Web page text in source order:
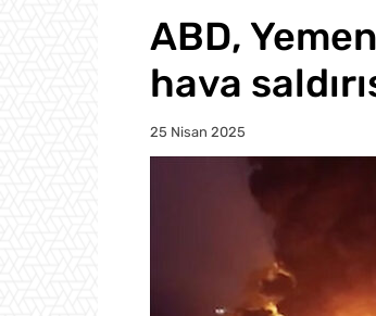
ABD,
hava
25 Nisan 2025